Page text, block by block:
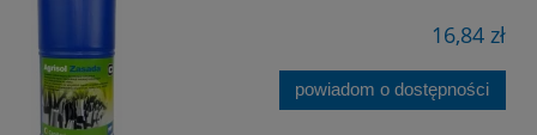
16,84 zł
powiadom o dostępności